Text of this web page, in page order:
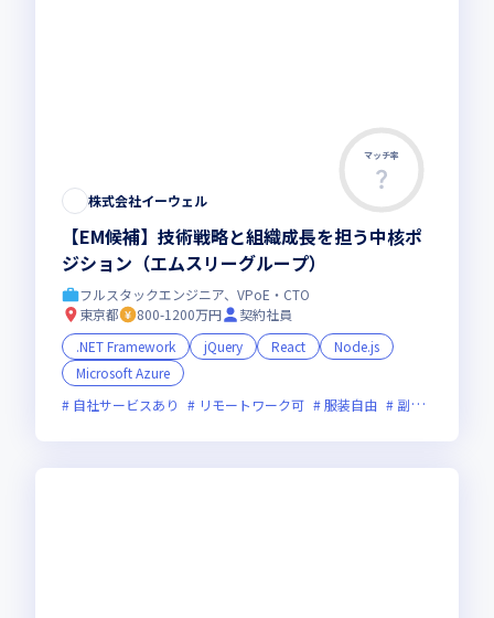
マッチ率
株式会社イーウェル
【EM候補】技術戦略と組織成長を担う中核ポ
ジション（エムスリーグループ）
フルスタックエンジニア、VPoE・CTO
東京都
800-1200万円
契約社員
.NET Framework
jQuery React
Node.js
Microsoft Azure
自社サービスあり
リモートワーク可 服装自由 副業可